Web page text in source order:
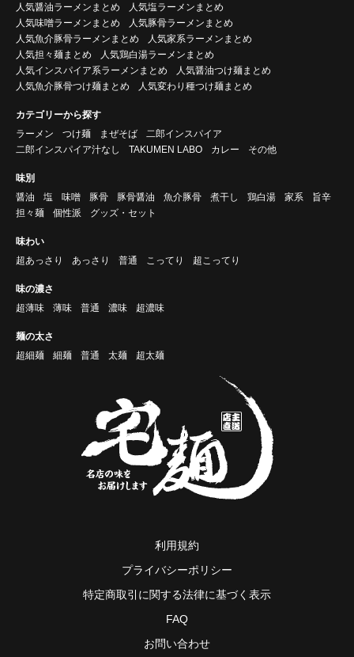
人気醤油ラーメンまとめ
人気塩ラーメンまとめ
人気味噌ラーメンまとめ
人気豚骨ラーメンまとめ
人気魚介豚骨ラーメンまとめ
人気家系ラーメンまとめ
人気担々麺まとめ
人気鶏白湯ラーメンまとめ
人気インスパイア系ラーメンまとめ
人気醤油つけ麺まとめ
人気魚介豚骨つけ麺まとめ
人気変わり種つけ麺まとめ
カテゴリーから探す
ラーメン
つけ麺 まぜそば
二郎インスパイア
二郎インスパイア汁なし
TAKUMEN LABO カレー その他
味別
醤油
塩 味噌 豚骨 豚骨醤油 魚介豚骨 煮干し 鶏白湯 家系
旨辛
担々麺
個性派 グッズ・セット
味わい
超あっさり
あっさり 普通 こってり 超こってり
味の濃さ
超薄味
薄味 普通 濃味 超濃味
麺の太さ
超細麺
細麺 普通 太麺 超太麺
利用規約
プライバシーポリシー
特定商取引に関する法律に基づく表示
FAQ
お問い合わせ